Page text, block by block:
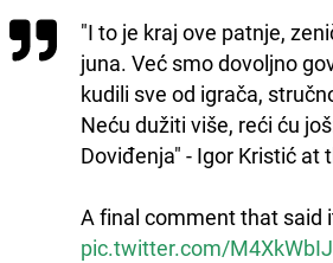
"I to je kraj ove patnje,
juna. Već smo dovoljno
kudili sve od igrača,
Neću dužiti više, reći ću
Doviđenja" - Igor Kristić at
A final comment that said
pic.twitter.com/